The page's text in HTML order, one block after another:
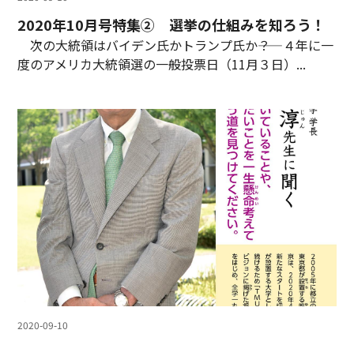
2020年10月号特集② 選挙の仕組みを知ろう！
次の大統領はバイデン氏かトランプ氏か――？ ４年に一
度のアメリカ大統領選の一般投票日（11月３日）...
2020-09-10